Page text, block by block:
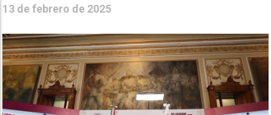
13 de febrero de 2025